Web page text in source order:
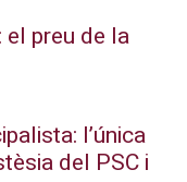
preu de la
l’única
del PSC i